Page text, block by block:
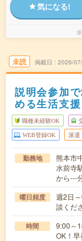
気になる!
未読 掲載日 2026/
説明会参加
める生活支援
職種未経験OK
WEB登録OK 派遣
勤務地
熊本市
水前寺
から---
曜日頻度
週2日
談くだ
時間
9:00～
OK！